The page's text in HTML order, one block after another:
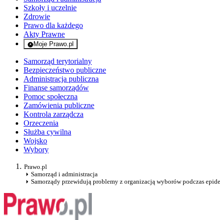
Szkoły i uczelnie
Zdrowie
Prawo dla każdego
Akty Prawne
Moje Prawo.pl
- rejestracja i logowanie do serwisu
Samorząd terytorialny
Bezpieczeństwo publiczne
Administracja publiczna
Finanse samorządów
Pomoc społeczna
Zamówienia publiczne
Kontrola zarządcza
Orzeczenia
Służba cywilna
Wojsko
Wybory
Prawo.pl
Samorząd i administracja
Samorządy przewidują problemy z organizacją wyborów podczas